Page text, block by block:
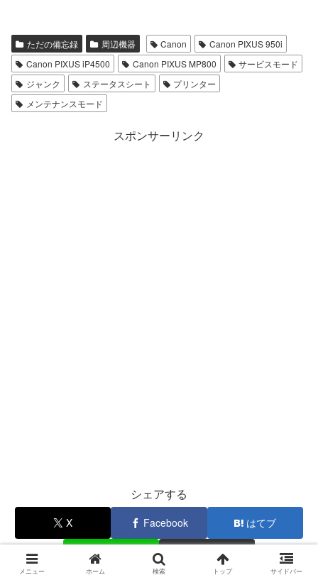
ただの備忘録 周辺機器 Canon
Canon PIXUS 950i
Canon PIXUS iP4500
Canon PIXUS MP800
サービスモード
ジャンク
ステータスシート
プリンター
メンテナンスモード
スポンサーリンク
シェアする
X Facebook はてブ
コピー
メニュー ホーム 検索 トップ サイドバー